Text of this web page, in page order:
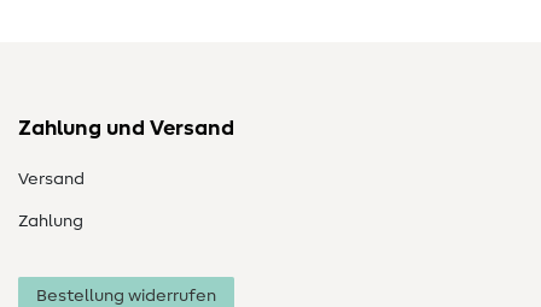
Zahlung und Versand
Versand
Zahlung
Bestellung widerrufen